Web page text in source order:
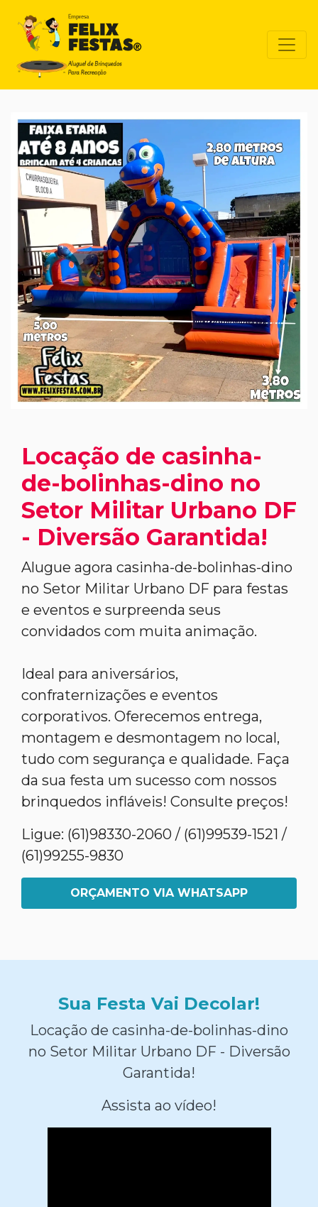
Locação de casinha-
de-bolinhas-dino no
Setor Militar Urbano DF
- Diversão Garantida!
Alugue agora casinha-de-bolinhas-dino
no Setor Militar Urbano DF para festas
e eventos e surpreenda seus
convidados com muita animação.
Ideal para aniversários,
confraternizações e eventos
corporativos. Oferecemos entrega,
montagem e desmontagem no local,
tudo com segurança e qualidade. Faça
da sua festa um sucesso com nossos
brinquedos infláveis! Consulte preços!
Ligue: (61)98330-2060 / (61)99539-1521 /
(61)99255-9830
ORÇAMENTO VIA WHATSAPP
Sua Festa Vai Decolar!
Locação de casinha-de-bolinhas-dino
no Setor Militar Urbano DF - Diversão
Garantida!
Assista ao vídeo!